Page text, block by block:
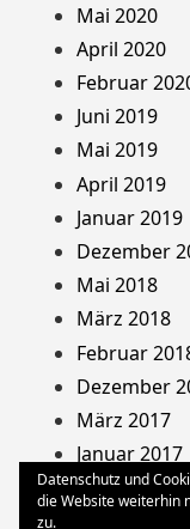
Mai 2020
April 2020
Februar
Juni 2019
Mai 2019
April 2019
Januar 2019
Dezember
Mai 2018
März 2018
Februar
Dezember
März 2017
Januar 2017
August 2013
Datenschutz und
die Website weiterhin
zu.